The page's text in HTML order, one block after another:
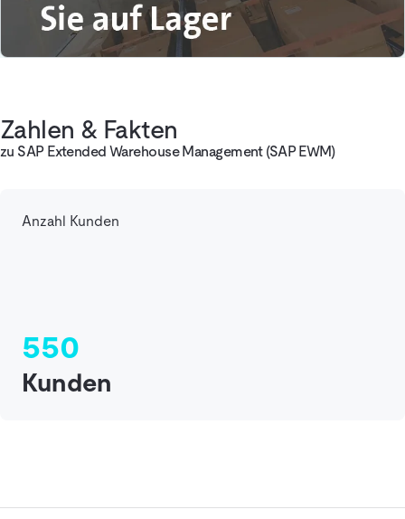
Zahlen & Fakten
zu SAP Extended Warehouse Management (SAP EWM)
Anzahl Kunden
550
Kunden